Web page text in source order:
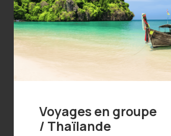
Voyages en groupe
/ Thaïlande